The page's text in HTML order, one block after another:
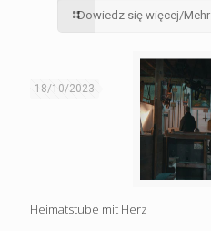
Dowiedz się więcej/Mehr
18/10/2023
Heimatstube mit Herz